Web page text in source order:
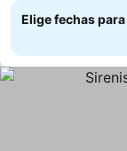
Elige fechas